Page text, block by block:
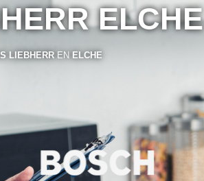
ELCHE
LIEBHERR EN ELCHE